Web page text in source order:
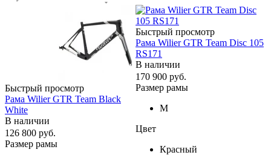
Быстрый просмотр
Рама Wilier GTR Team Black
White
В наличии
126 800 руб.
Размер рамы
Быстрый просмотр
Рама Wilier GTR Team Disc 105
RS171
В наличии
170 900 руб.
Размер рамы
M
Цвет
Красный